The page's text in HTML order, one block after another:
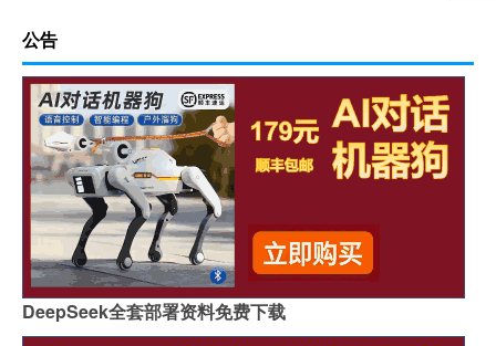
公告
DeepSeek全套部署资料免费下载